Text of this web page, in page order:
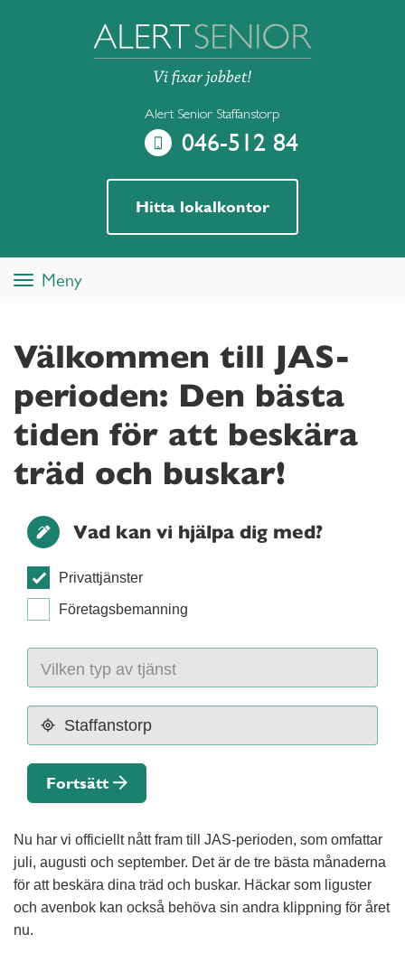
Alert Senior Staffanstorp
046-512 84
Hitta lokalkontor
ToggleMeny
Välkommen till JAS-
perioden: Den bästa
tiden för att beskära
träd och buskar!
Vad kan vi hjälpa dig med?
Privattjänster
Företagsbemanning
Fortsätt
Nu har vi officiellt nått fram till JAS-perioden, som omfattar
juli, augusti och september. Det är de tre bästa månaderna
för att beskära dina träd och buskar. Häckar som liguster
och avenbok kan också behöva sin andra klippning för året
nu.